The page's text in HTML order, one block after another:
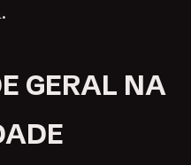
GERAL NA